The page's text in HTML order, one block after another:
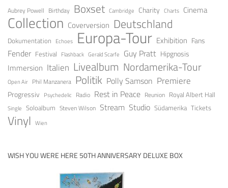
Aubrey Powell Birthday Boxset Cambridge Charity Charts Cinema
Collection Coverversion Deutschland
Dokumentation Echoes Europa-Tour Exhibition Fans
Fender Festival Flashback Gerald Scarfe Guy Pratt Hipgnosis
Immersion Italien Livealbum Nordamerika-Tour
Open Air Phil Manzanera Politik Polly Samson Premiere
Progressiv Psychedelic Radio Rest in Peace Reunion Royal Albert Hall
Single Soloalbum Steven Wilson Stream Studio Südamerika Tickets
Vinyl Wien
WISH YOU WERE HERE 50TH ANNIVERSARY DELUXE BOX